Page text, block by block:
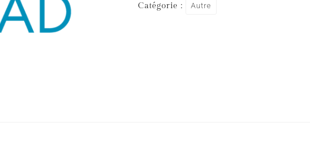
Catégorie : Autre